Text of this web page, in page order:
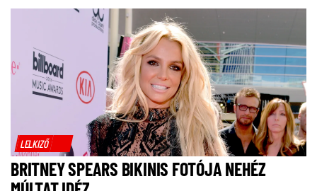
LELKIZŐ
BRITNEY SPEARS BIKINIS FOTÓJA NEHÉZ